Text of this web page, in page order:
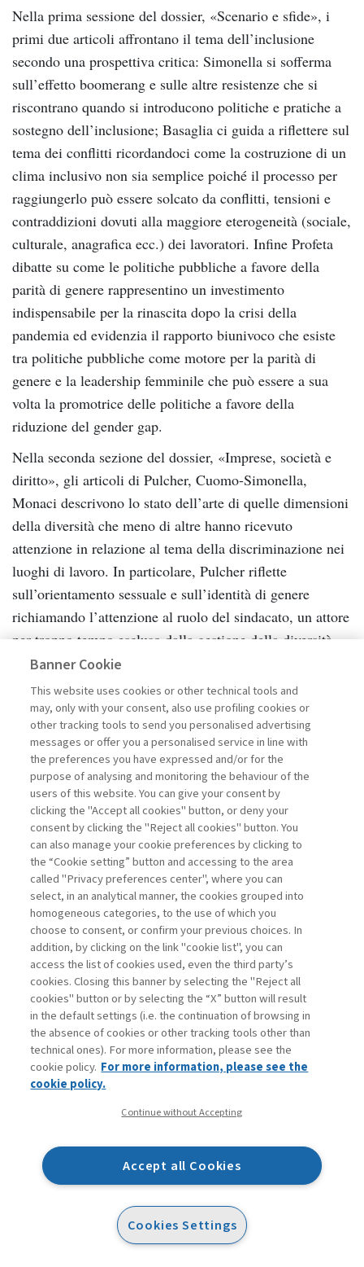
Nella prima sessione del dossier, «Scenario e sfide», i
primi due articoli affrontano il tema dell’inclusione
secondo una prospettiva critica: Simonella si sofferma
sull’effetto boomerang e sulle altre resistenze che si
riscontrano quando si introducono politiche e pratiche a
sostegno dell’inclusione; Basaglia ci guida a riflettere sul
tema dei conflitti ricordandoci come la costruzione di un
clima inclusivo non sia semplice poiché il processo per
raggiungerlo può essere solcato da conflitti, tensioni e
contraddizioni dovuti alla maggiore eterogeneità (sociale,
culturale, anagrafica ecc.) dei lavoratori. Infine Profeta
dibatte su come le politiche pubbliche a favore della
parità di genere rappresentino un investimento
indispensabile per la rinascita dopo la crisi della
pandemia ed evidenzia il rapporto biunivoco che esiste
tra politiche pubbliche come motore per la parità di
genere e la leadership femminile che può essere a sua
volta la promotrice delle politiche a favore della
riduzione del gender gap.
Nella seconda sezione del dossier, «Imprese, società e
diritto», gli articoli di Pulcher, Cuomo-Simonella,
Monaci descrivono lo stato dell’arte di quelle dimensioni
della diversità che meno di altre hanno ricevuto
attenzione in relazione al tema della discriminazione nei
luoghi di lavoro. In particolare, Pulcher riflette
sull’orientamento sessuale e sull’identità di genere
richiamando l’attenzione al ruolo del sindacato, un attore
per troppo tempo escluso dalla gestione della diversità
nelle organizzazioni; Cuomo-Simonella si soffermano sul
clima di diffidenza che si è costruita nei confronti dei
lavoratori con disabilità che impedisce alle imprese di
costruire percorsi di inserimento e di sviluppo efficaci;
Monaci affronta il tema dei migranti e del lavoro
proponendo una visione che va ben oltre quella della
complementarietà, in base alla quale i migranti vengono
impiegati in lavori low-skill, non più graditi ai lavoratori
italiani.
Tre articoli sono invece dedicati al tema delle donne e
della discriminazione di genere nel mercato del lavoro.
Casarico affronta il divario di genere nelle retribuzioni
evidenziando la necessità che le imprese adottino un
sistema di reporting che generi una maggiore trasparenza
della propria struttura occupazionale e di retribuzione in
un’ottica di genere, così come avviene in altri Paesi
europei; Saporito-Rota-Trinchero sottolineano come la
motivazione sociale di servire il pubblico – invece di
lavorare per il privato – sia il fattore principale di
anche nella PA fanno carriera meno degli uomini. Galizzi
fa chiarezza sul bilancio di genere, spiegando che cosa
oggi nelle amministrazioni pubbliche. Un motore
importante per una sua riattualizzazione potrebbe essere
Banner Cookie
This website uses cookies or other technical tools and
may, only with your consent, also use profiling cookies or
other tracking tools to send you personalised advertising
messages or offer you a personalised service in line with
the preferences you have expressed and/or for the
purpose of analysing and monitoring the behaviour of the
users of this website. You can give your consent by
clicking the "Accept all cookies" button, or deny your
consent by clicking the "Reject all cookies" button. You
can also manage your cookie preferences by clicking to
the “Cookie setting” button and accessing to the area
called "Privacy preferences center", where you can
select, in an analytical manner, the cookies grouped into
homogeneous categories, to the use of which you
choose to consent, or confirm your previous choices. In
addition, by clicking on the link "cookie list", you can
access the list of cookies used, even the third party’s
cookies. Closing this banner by selecting the "Reject all
cookies" button or by selecting the “X” button will result
in the default settings (i.e. the continuation of browsing in
the absence of cookies or other tracking tools other than
technical ones). For more information, please see the
cookie policy. For more information, please see the
cookie policy.
Continue without Accepting
Accept all Cookies
Cookies Settings